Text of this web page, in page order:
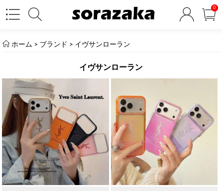
0
ホーム > ブランド > イヴサンローラン
イヴサンローラン